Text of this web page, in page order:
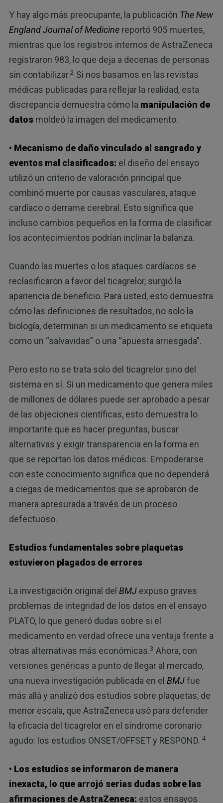
Y hay algo más preocupante, la publicación The New
England Journal of Medicinereportó 905 muertes,
mientras que los registros internos de AstraZeneca
registraron 983, lo que deja a decenas de personas
sin contabilizar.2 Si nos basamos en las revistas
médicas publicadas para reflejar la realidad, esta
discrepancia demuestra cómo la manipulación de
datosmoldeó la imagen del medicamento.
• Mecanismo de daño vinculado al sangrado y
eventos mal clasificados: el diseño del ensayo
utilizó un criterio de valoración principal que
combinó muerte por causas vasculares, ataque
cardíaco o derrame cerebral. Esto significa que
incluso cambios pequeños en la forma de clasificar
los acontecimientos podrían inclinar la balanza.
Cuando las muertes o los ataques cardíacos se
reclasificaron a favor del ticagrelor, surgió la
apariencia de beneficio. Para usted, esto demuestra
cómo las definiciones de resultados, no solo la
biología, determinan si un medicamento se etiqueta
como un “salvavidas” o una “apuesta arriesgada”.
Pero esto no se trata solo del ticagrelor sino del
sistema en sí. Si un medicamento que genera miles
de millones de dólares puede ser aprobado a pesar
de las objeciones científicas, esto demuestra lo
importante que es hacer preguntas, buscar
alternativas y exigir transparencia en la forma en
que se reportan los datos médicos. Empoderarse
con este conocimiento significa que no dependerá
a ciegas de medicamentos que se aprobaron de
manera apresurada a través de un proceso
defectuoso.
Estudios fundamentales sobre plaquetas
estuvieron plagados de errores
La investigación original del BMJexpuso graves
problemas de integridad de los datos en el ensayo
PLATO, lo que generó dudas sobre si el
medicamento en verdad ofrece una ventaja frente a
otras alternativas más económicas.3 Ahora, con
versiones genéricas a punto de llegar al mercado,
una nueva investigación publicada en el BMJfue
más allá y analizó dos estudios sobre plaquetas, de
menor escala, que AstraZeneca usó para defender
la eficacia del ticagrelor en el síndrome coronario
agudo: los estudios ONSET/OFFSET y RESPOND. 4
• Los estudios se informaron de manera
inexacta, lo que arrojó serias dudas sobre las
afirmaciones de AstraZeneca: estos ensayos